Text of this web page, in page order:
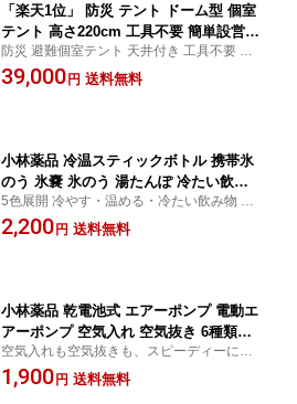
「楽天1位」 防災 テント ドーム型 個室
テント 高さ220cm 工具不要 簡単設営
避難所 テント 自立構造 二重窓 網戸付
き 内側ロック可能 抗菌 防炎 防水 UVカ
防災 避難個室テント 天井付き 工具不要 簡
単設営 清掃・消毒対応の素材を採用繰り返
し使用可能 地震 避難所
39,000円 送料無料
小林薬品 冷温スティックボトル 携帯氷
のう 氷嚢 氷のう 湯たんぽ 冷たい飲み
物 ストラップ付 冷温ケア 水分補給 軽
量 丸洗い 清潔 熱中症対策 アイスパッ
5色展開 冷やす・温める・冷たい飲み物 氷
のう/湯たんぽ/冷たい飲み物ボトルの3WA
Y。丸洗いできていつも清潔です。
2,200円 送料無料
小林薬品 乾電池式 エアーポンプ 電動エ
アーポンプ 空気入れ 空気抜き 6種類ノ
ズル付き 乾電池 コードレス エアーベッ
ド 注入 排出 ミニポンプ エアポンプ 浮
空気入れも空気抜きも、スピーディーに完
了。乾電池式の強力エアーポンプで、面倒
な空気入れを手早く解決。停電時の備えか
1,900円 送料無料